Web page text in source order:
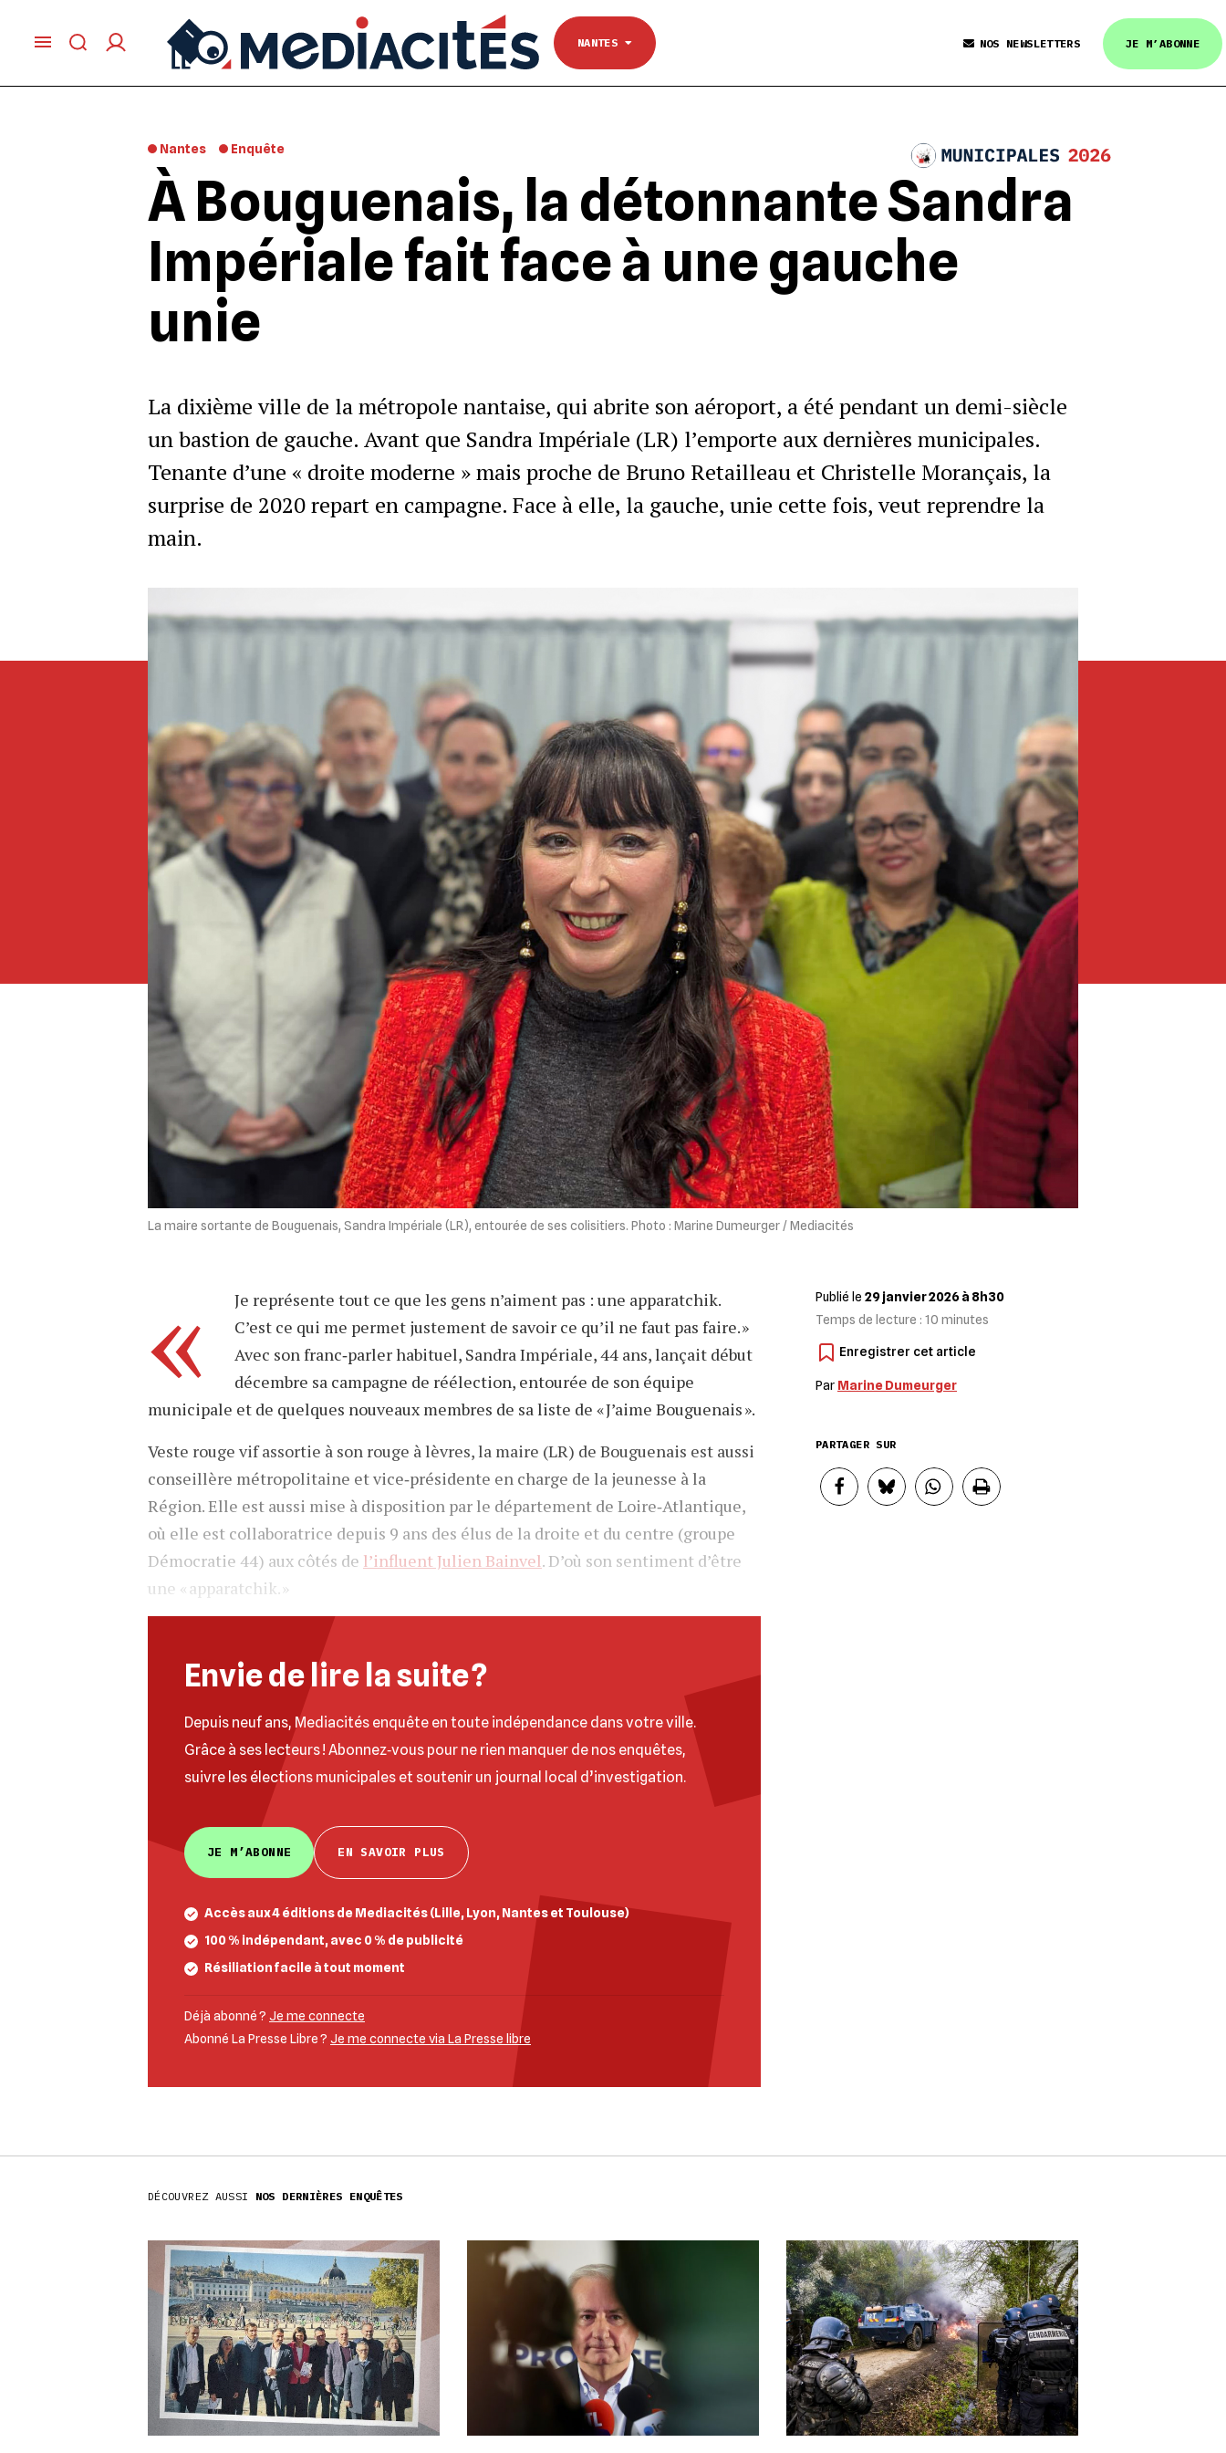
NANTES
NANTES
TOULOUSE
NOS NEWSLETTERS JE M’ABONNE
Se connecter
Nantes Enquête
À Bouguenais, la détonnante Sandra
Impériale fait face à une gauche
unie
La dixième ville de la métropole nantaise, qui abrite son aéroport, a été pendant un demi-siècle
un bastion de gauche. Avant que Sandra Impériale (LR) l’emporte aux dernières municipales.
Tenante d’une « droite moderne » mais proche de Bruno Retailleau et Christelle Morançais, la
surprise de 2020 repart en campagne. Face à elle, la gauche, unie cette fois, veut reprendre la
main.
La maire sortante de Bouguenais, Sandra Impériale (LR), entourée de ses colisitiers. Photo : Marine Dumeurger / Mediacités
«
Je représente tout ce que les gens n’aiment pas : une apparatchik.
C’est ce qui me permet justement de savoir ce qu’il ne faut pas faire. »
Avec son franc‐parler habituel, Sandra Impériale, 44 ans, lançait début
décembre sa campagne de réélection, entourée de son équipe
municipale et de quelques nouveaux membres de sa liste de « J’aime Bouguenais ».
Veste rouge vif assortie à son rouge à lèvres, la maire (LR) de Bouguenais est aussi
conseillère métropolitaine et vice‐présidente en charge de la jeunesse à la
Région. Elle est aussi mise à disposition par le département de Loire‐Atlantique,
où elle est collaboratrice depuis 9 ans des élus de la droite et du centre (groupe
Démocratie 44) aux côtés de l’influent Julien Bainvel. D’où son sentiment d’être
une « apparatchik. »
Envie de lire la suite ?
Depuis neuf ans, Mediacités enquête en toute indépendance dans votre ville.
Grâce à ses lecteurs ! Abonnez‐vous pour ne rien manquer de nos enquêtes,
suivre les élections municipales et soutenir un journal local d’investigation.
JE M’ABONNE EN SAVOIR PLUS
Accès aux 4 éditions de Mediacités (Lille, Lyon, Nantes et Toulouse)
100 % indépendant, avec 0 % de publicité
Résiliation facile à tout moment
Déjà abonné ? Je me connecte
Abonné La Presse Libre ? Je me connecte via La Presse libre
Publié le 29 janvier 2026 à 8h30
Temps de lecture : 10 minutes
Par Marine Dumeurger
PARTAGER SUR
DÉCOUVREZ AUSSI NOS DERNIÈRES ENQUÊTES